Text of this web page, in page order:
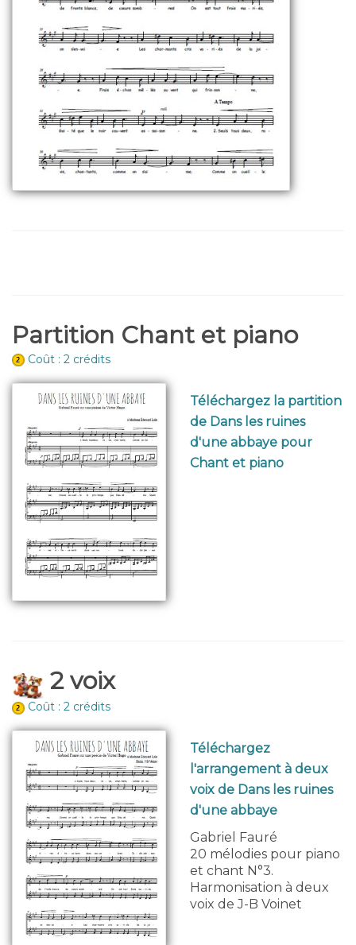
Partition Chant et piano
Coût : 2 crédits
Téléchargez la partition
de Dans les ruines
d'une abbaye pour
Chant et piano
2 voix
Coût : 2 crédits
Téléchargez
l'arrangement à deux
voix de Dans les ruines
d'une abbaye
Gabriel Fauré
20 mélodies pour piano
et chant N°3.
Harmonisation à deux
voix de J-B Voinet